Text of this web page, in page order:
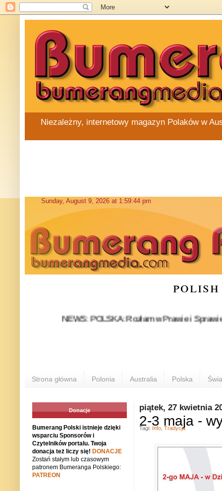
Niezależny, internetowy magazyn Polaków w
NEWS: POLSKA: Rozłam w Prawie i
Strona główna Polonia Australia Polska
piątek, 27 kwietnia
2-3 maja -
Tagi: Info Tradycja
Donacje
Bumerang Polski istnieje dzięki
wsparciu Sponsorów i
Czytelników portalu. Twoja
donacja też liczy się! DONACJE
Zostań stałym lub czasowym
patronem Bumeranga Polskiego:
PATREON